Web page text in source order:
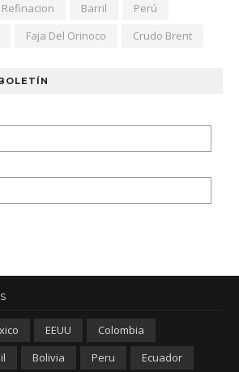
Refinacion Barril
Perú
Faja Del Orinoco Crudo Brent
EEUU
Colombia
Bolivia Peru
Ecuador